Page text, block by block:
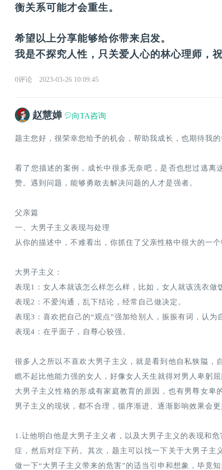
衡关系可能才会重生。
希望以上分享能够给你带来启发。
我是不探究人性，只关爱人心的林心理师，
0评论 2023-03-26 10:09:45
赵慧婵 向TA咨询
题主您好，很荣幸您给予的机会，帮助我成长，也期待我
看了您描述的案例，成长中很多无奈吧，是否也想过逃
赞。遇到问题，能够勇敢去解决问题的人才是强者。
父亲篇
一、大男子主义表现与处理
从你的描述中，不难看出，你抓住了父亲性格中很大的一
大男子主义：
表现1：女人本就该怎么样怎么样，比如，女人就该洗衣做
表现2：不爱沟通，乱下结论，经常自己做决定。
表现3：喜欢把自己的“观点”强加给别人，振振有词，认为
表现4：在乎面子，自尊心较强。
很多人之所以不喜欢大男子主义，就是看到他自私狭隘
瞧不起比他能力强的女人，好像女人天生就得对男人卑躬
大男子主义性格的形成有家庭教育的原因，也有男尊女
男子主义的现状，都不合理，循序渐进、逐渐影响效果会
1.让他明白他是大男子主义者，以及大男子主义的表现和
症，然后对症下药。其次，题主可以找一下关于大男子
做一下“大男子主义带来的危害”的适当引申和想象，毕竟